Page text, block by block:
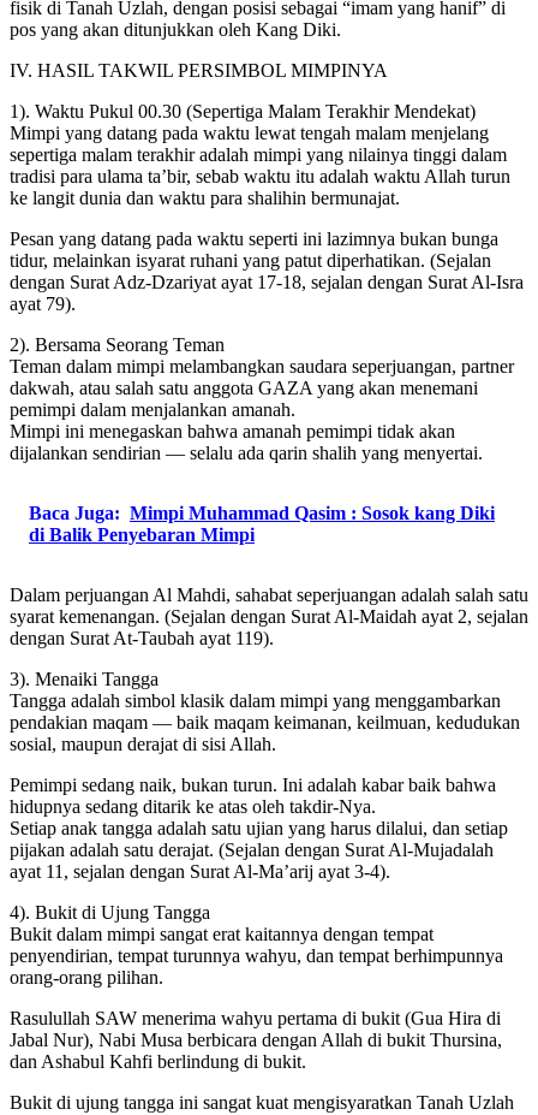
fisik di Tanah Uzlah, dengan posisi sebagai “imam yang hanif” di
pos yang akan ditunjukkan oleh Kang Diki.
IV. HASIL TAKWIL PERSIMBOL MIMPINYA
1). Waktu Pukul 00.30 (Sepertiga Malam Terakhir Mendekat)
Mimpi yang datang pada waktu lewat tengah malam menjelang
sepertiga malam terakhir adalah mimpi yang nilainya tinggi dalam
tradisi para ulama ta’bir, sebab waktu itu adalah waktu Allah turun
ke langit dunia dan waktu para shalihin bermunajat.
Pesan yang datang pada waktu seperti ini lazimnya bukan bunga
tidur, melainkan isyarat ruhani yang patut diperhatikan. (Sejalan
dengan Surat Adz-Dzariyat ayat 17-18, sejalan dengan Surat Al-Isra
ayat 79).
2). Bersama Seorang Teman
Teman dalam mimpi melambangkan saudara seperjuangan, partner
dakwah, atau salah satu anggota GAZA yang akan menemani
pemimpi dalam menjalankan amanah.
Mimpi ini menegaskan bahwa amanah pemimpi tidak akan
dijalankan sendirian — selalu ada qarin shalih yang menyertai.
Baca Juga: Mimpi Muhammad Qasim : Sosok kang Diki
di Balik Penyebaran Mimpi
Dalam perjuangan Al Mahdi, sahabat seperjuangan adalah salah satu
syarat kemenangan. (Sejalan dengan Surat Al-Maidah ayat 2, sejalan
dengan Surat At-Taubah ayat 119).
3). Menaiki Tangga
Tangga adalah simbol klasik dalam mimpi yang menggambarkan
pendakian maqam — baik maqam keimanan, keilmuan, kedudukan
sosial, maupun derajat di sisi Allah.
Pemimpi sedang naik, bukan turun. Ini adalah kabar baik bahwa
hidupnya sedang ditarik ke atas oleh takdir-Nya.
Setiap anak tangga adalah satu ujian yang harus dilalui, dan setiap
pijakan adalah satu derajat. (Sejalan dengan Surat Al-Mujadalah
ayat 11, sejalan dengan Surat Al-Ma’arij ayat 3-4).
4). Bukit di Ujung Tangga
Bukit dalam mimpi sangat erat kaitannya dengan tempat
penyendirian, tempat turunnya wahyu, dan tempat berhimpunnya
orang-orang pilihan.
Rasulullah SAW menerima wahyu pertama di bukit (Gua Hira di
Jabal Nur), Nabi Musa berbicara dengan Allah di bukit Thursina,
dan Ashabul Kahfi berlindung di bukit.
Bukit di ujung tangga ini sangat kuat mengisyaratkan Tanah Uzlah